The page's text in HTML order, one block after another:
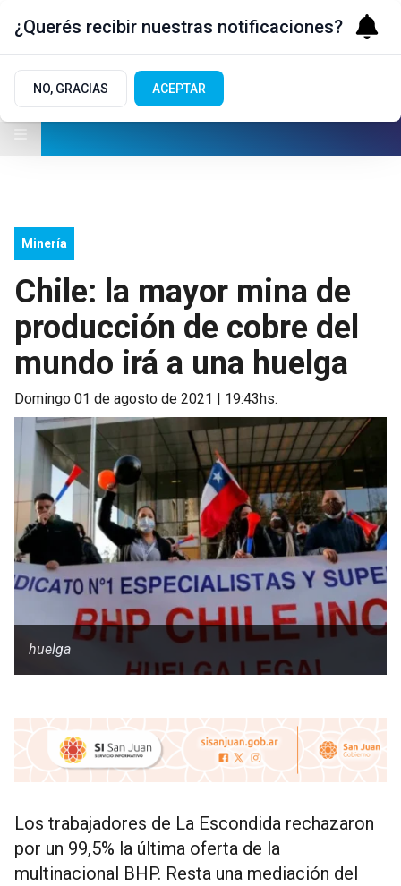
Minería
Chile: la mayor mina de
producción de cobre del
mundo irá a una huelga
domingo 01 de agosto de 2021 | 19:43hs.
huelga
Los trabajadores de La Escondida rechazaron
por un 99,5% la última oferta de la
multinacional BHP. Resta una mediación del
¿Querés recibir nuestras notificaciones?
NO, GRACIAS ACEPTAR